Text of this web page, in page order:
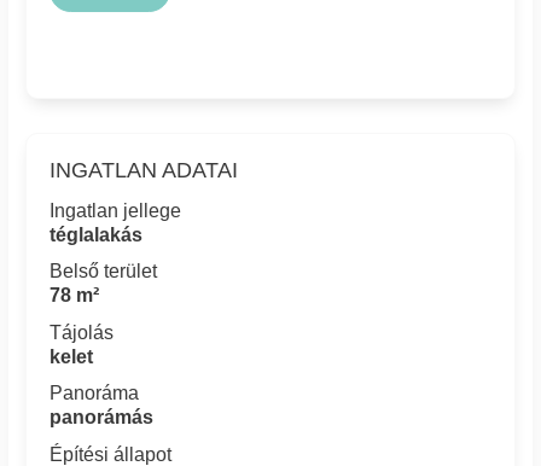
INGATLAN ADATAI
Ingatlan jellege
téglalakás
Belső terület
78 m²
Tájolás
kelet
Panoráma
panorámás
Építési állapot